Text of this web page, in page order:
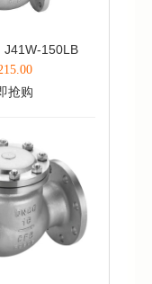
J41W-150LB
抢购